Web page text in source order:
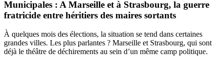
Municipales : A Marseille et à Strasbourg, la guerre
fratricide entre héritiers des maires sortants
À quelques mois des élections, la situation se tend dans certaines
grandes villes. Les plus parlantes ? Marseille et Strasbourg, qui sont
déjà le théâtre de déchirements au sein d’un même camp politique.